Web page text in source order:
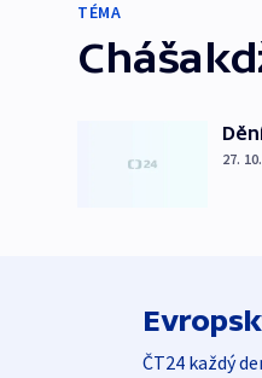
TÉMA
27.
ČT24 každý